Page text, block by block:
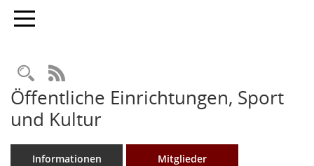
Toggle navigation
Rechercheauswahl
RSS-Feed
Öffentliche Einrichtungen, Sport
und Kultur
Informationen Mitglieder